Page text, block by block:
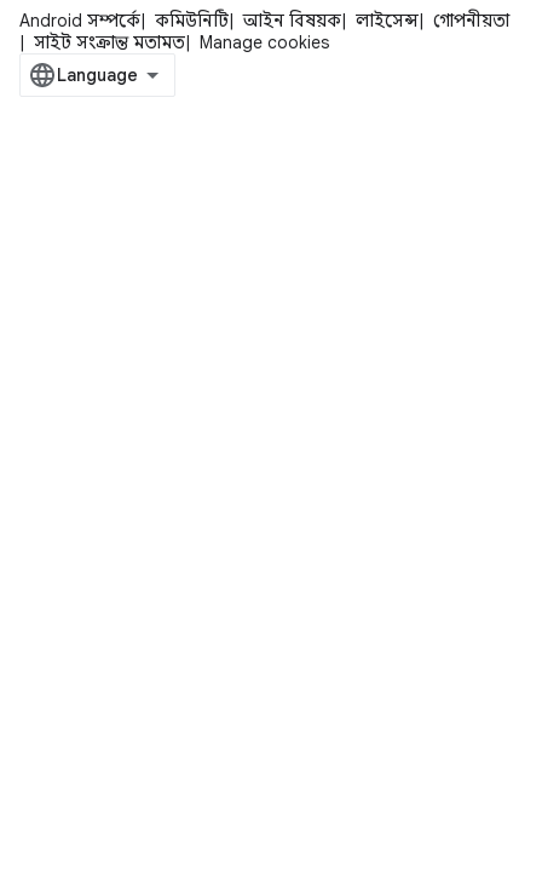
Android সম্পর্কে কমিউনিটি আইন বিষয়ক লাইসেন্স
গোপনীয়তা
সাইট সংক্রান্ত মতামত
Manage cookies